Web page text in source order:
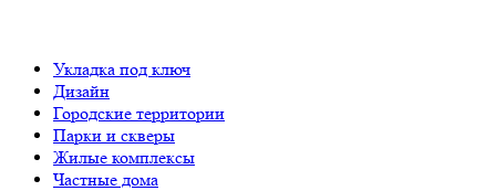
Укладка под ключ
Дизайн
Городские территории
Парки и скверы
Жилые комплексы
Частные дома